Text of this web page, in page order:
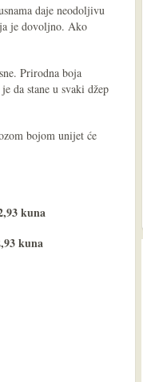
daje neodoljivu
je dovoljno. Ako
Prirodna boja
da stane u svaki džep
bojom unijet će
kuna
kuna